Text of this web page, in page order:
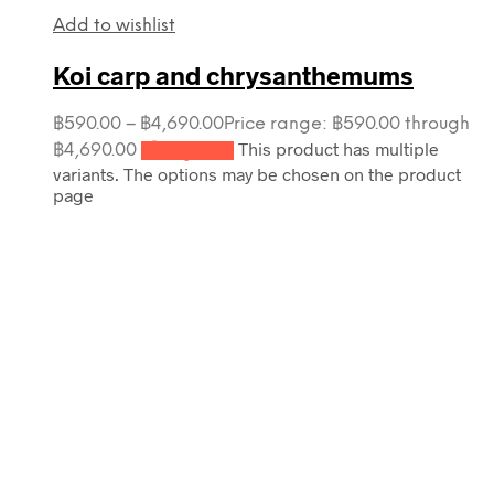
Add to wishlist
Koi carp and chrysanthemums
฿590.00 – ฿4,690.00Price range: ฿590.00 through
฿4,690.00
This product has multiple
variants. The options may be chosen on the product
page